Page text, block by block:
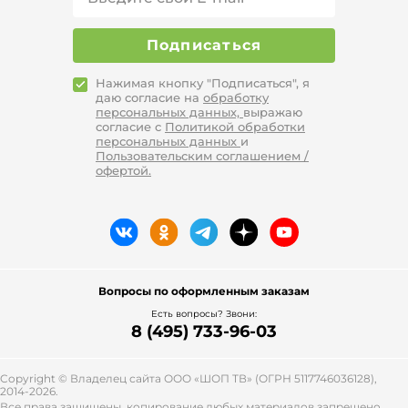
инструментария, бытовых приборов,
материалов для ремонта дома.
Помимо этого, магазин гарантирует:
доступные низкие цены;
скидки в период сезонных
распродаж и предпраздничных
акций;
рассрочку для постоянных
клиентов при заказе от 2990
регион России;
выбора удобного для покупателя
удобный интерфейс сайта с
быстрым поиском и подробным
описанием каждого товара;
возврат или обмен товара в
Подписаться
Нажимая кнопку "Подписаться", я
даю согласие на обработку
персональных данных, выражаю
согласие с Политикой обработки
персональных данных и
Пользовательским соглашением /
офертой.
Вопросы по оформленным заказам
Есть вопросы? Звони:
8 (495) 733-96-03
Copyright © Владелец сайта ООО «ШОП ТВ» (ОГРН 5117746036128),
2014-2026.